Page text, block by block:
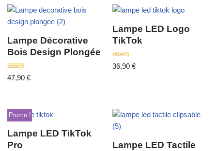
Lampe Décorative
Bois Design Plongée
Note
4.00
47,90 €
Lampe LED Logo
TikTok
Note
4.50
36,90€
Promo !
Lampe LED TikTok
Pro
Lampe LED Tactile